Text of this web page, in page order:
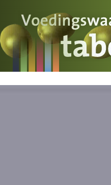
Voedingswaarde
Wat is wat?